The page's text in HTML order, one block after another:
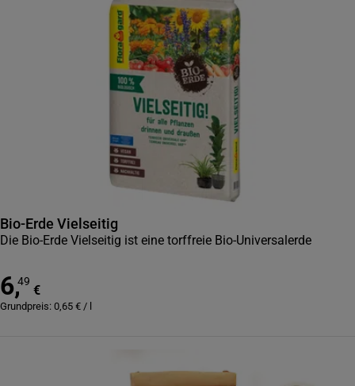
Bio-Erde Vielseitig
Die Bio-Erde Vielseitig ist eine torffreie Bio-Universalerde
6,49
€
Grundpreis: 0,65 € / l